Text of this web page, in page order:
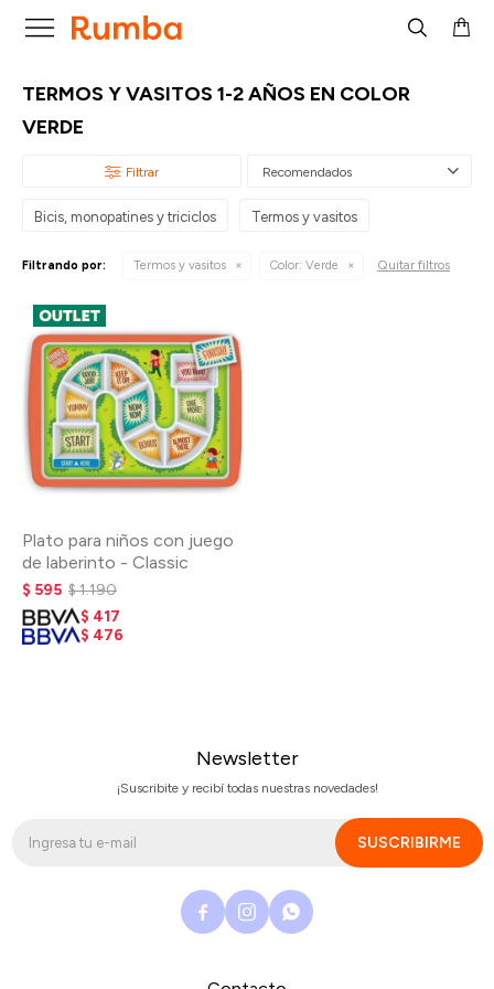

TERMOS Y VASITOS 1-2 AÑOS EN COLOR
VERDE
Recomendados
Bicis, monopatines y triciclos Termos y vasitos
Filtrando por: Termos y vasitos Color: Verde Quitar filtros
Plato para niños con juego
de laberinto - Classic
$ 595 $1.190
$ 417
$ 476
Newsletter
¡Suscribite y recibí todas nuestras novedades!
SUSCRIBIRME
  